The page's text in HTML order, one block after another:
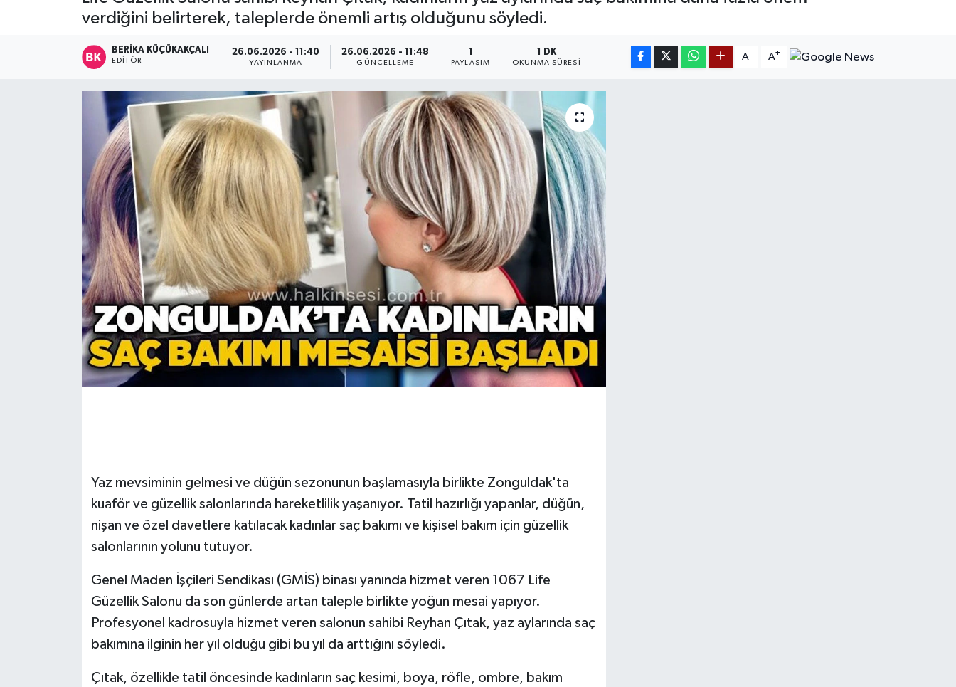
verdiğini belirterek, taleplerde önemli artış olduğunu söyledi.
BERIKA KÜÇÜKAKÇALI
EDITÖR
26.06.2026 - 11:40
YAYINLANMA
26.06.2026 - 11:48
GÜNCELLEME
1
PAYLAŞIM
1 DK
OKUNMA SÜRESI
A- A+
Yaz mevsiminin gelmesi ve düğün sezonunun başlamasıyla birlikte Zonguldak'ta
kuaför ve güzellik salonlarında hareketlilik yaşanıyor. Tatil hazırlığı yapanlar, düğün,
nişan ve özel davetlere katılacak kadınlar saç bakımı ve kişisel bakım için güzellik
salonlarının yolunu tutuyor.
Genel Maden İşçileri Sendikası (GMİS) binası yanında hizmet veren 1067 Life
Güzellik Salonu da son günlerde artan taleple birlikte yoğun mesai yapıyor.
Profesyonel kadrosuyla hizmet veren salonun sahibi Reyhan Çıtak, yaz aylarında saç
bakımına ilginin her yıl olduğu gibi bu yıl da arttığını söyledi.
Çıtak, özellikle tatil öncesinde kadınların saç kesimi, boya, röfle, ombre, bakım
BİLİM VE TEKNOLOJİ
Ekonomi
Gökçebey
GÜNDEM
Kültür - Sanat
MAGAZİN
Resmi İlan